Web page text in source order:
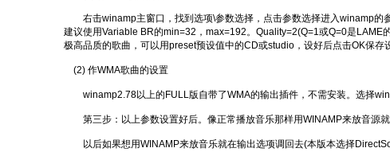
右击winamp主窗口，找到选项\参数选择，点击参数选择进入winamp的
建议使用Variable BR的min=32，max=192。Quality=2(Q=1或Q=0是LAME
极高品质的歌曲，可以用preset预设值中的CD或studio，设好后点击OK保存
(2) 作WMA歌曲的设置
winamp2.78以上的FULL版自带了WMA的输出插件，不需安装。选择
第三步：以上参数设置好后。像正常播放音乐那样用WINAMP来放音源就
以后如果想用WINAMP来放音乐就在输出选项调回去(本版本选择